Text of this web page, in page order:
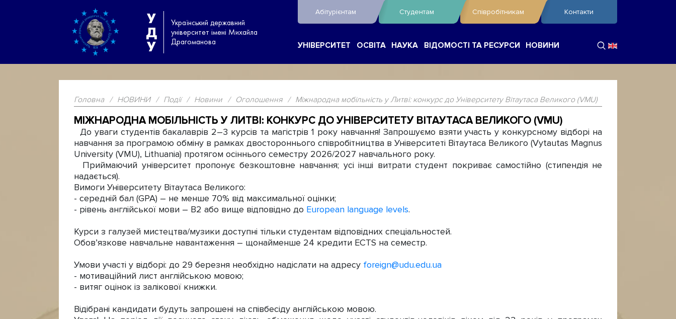
У
Д
У
Український державний
університет імені Михайла
Драгоманова
Абітурієнтам Студентам Співробітникам Контакти
УНІВЕРСИТЕТ ОСВІТА НАУКА ВІДОМОСТІ ТА РЕСУРСИ НОВИНИ
Головна / НОВИНИ / Події / Новини / Оголошення / Міжнародна мобільність у Литві: конкурс до Університету Вітаутаса Великого (VMU)
МІЖНАРОДНА МОБІЛЬНІСТЬ У ЛИТВІ: КОНКУРС ДО УНІВЕРСИТЕТУ ВІТАУТАСА ВЕЛИКОГО (VMU)
До уваги студентів бакалаврів 2–3 курсів та магістрів 1 року навчання! Запрошуємо взяти участь у конкурсному відборі на
навчання за програмою обміну в рамках двостороннього співробітництва в Університеті Вітаутаса Великого (Vytautas Magnus
University (VMU), Lithuania) протягом осіннього семестру 2026/2027 навчального року.
Приймаючий університет пропонує безкоштовне навчання; усі інші витрати студент покриває самостійно (стипендія не
надається).
Вимоги Університету Вітаутаса Великого:
- середній бал (GPA) – не менше 70% від максимальної оцінки;
- рівень англійської мови – B2 або вище відповідно до European language levels.
Курси з галузей мистецтва/музики доступні тільки студентам відповідних спеціальностей.
Обов’язкове навчальне навантаження – щонайменше 24 кредити ECTS на семестр.
Умови участі у відборі: до 29 березня необхідно надіслати на адресу foreign@udu.edu.ua
- мотиваційний лист англійською мовою;
- витяг оцінок із залікової книжки.
Відібрані кандидати будуть запрошені на співбесіду англійською мовою.